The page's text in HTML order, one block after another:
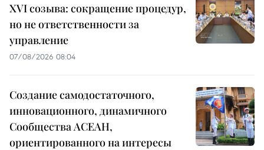
XVI созыва: сокращение процедур,
но не ответственности за
управление
07/08/2026 08:04
Создание самодостаточного,
инновационного, динамичного
Сообщества АСЕАН,
ориентированного на интересы